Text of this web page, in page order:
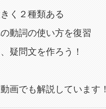
く２種類ある
動詞の使い方を復習
疑問文を作ろう！
画でも解説しています！